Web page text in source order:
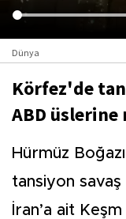
Dünya
Körfez'de
ABD
Hürmüz
tansiyon savaş
İran’a ait